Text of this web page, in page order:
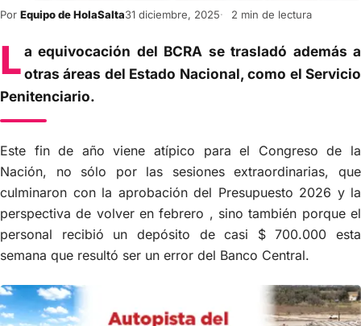
Por Equipo de HolaSalta31 diciembre, 2025 2 min de lectura
La equivocación del BCRA se trasladó además a
otras áreas del Estado Nacional, como el Servicio
Penitenciario.
Este fin de año viene atípico para el Congreso de la
Nación, no sólo por las sesiones extraordinarias, que
culminaron con la aprobación del Presupuesto 2026 y la
perspectiva de volver en febrero , sino también porque el
personal recibió un depósito de casi $ 700.000 esta
semana que resultó ser un error del Banco Central.